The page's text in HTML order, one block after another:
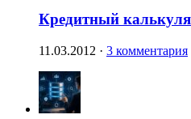
Кредитный
11.03.2012 · 3 комментария